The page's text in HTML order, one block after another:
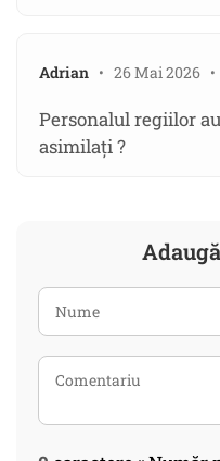
Adrian • 26 Mai 2026
Personalul regiilor
asimilați ?